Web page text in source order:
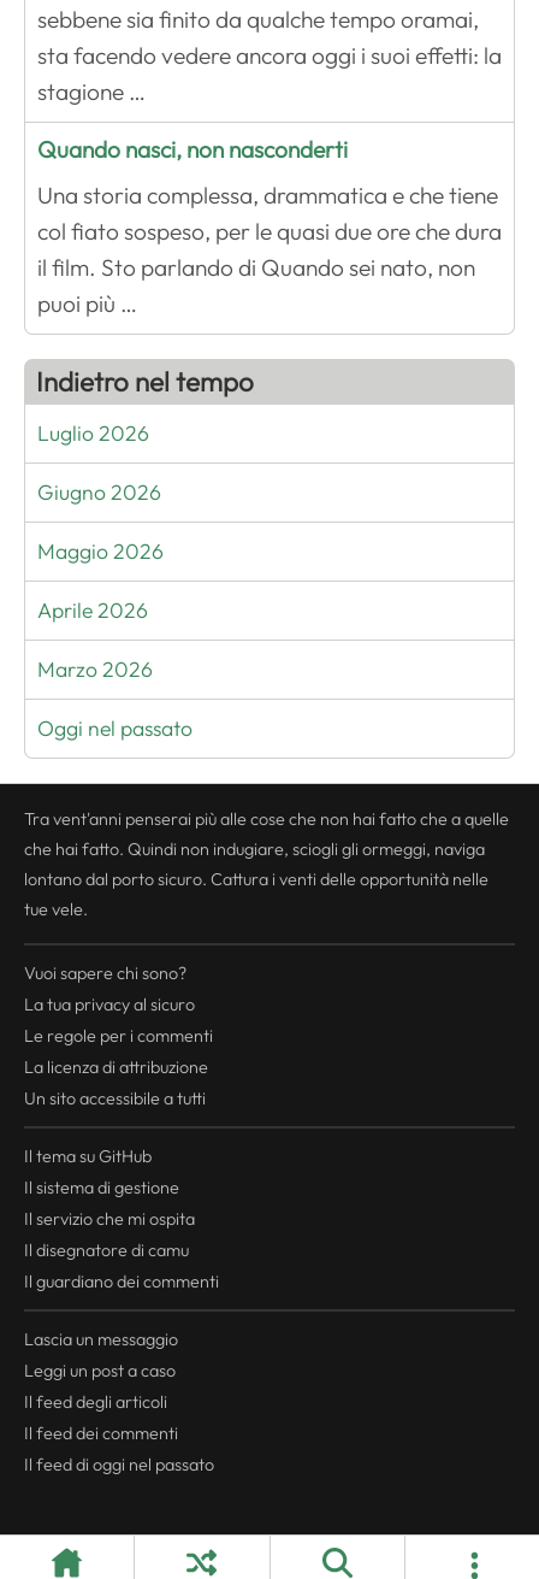
sebbene sia finito da qualche tempo oramai,
sta facendo vedere ancora oggi i suoi effetti: la
stagione …
Quando nasci, non nasconderti
Una storia complessa, drammatica e che tiene
col fiato sospeso, per le quasi due ore che dura
il film. Sto parlando di Quando sei nato, non
puoi più …
Indietro nel tempo
Luglio 2026
Giugno 2026
Maggio 2026
Aprile 2026
Marzo 2026
Oggi nel passato
Tra vent'anni penserai più alle cose che non hai fatto che a quelle
che hai fatto. Quindi non indugiare, sciogli gli ormeggi, naviga
lontano dal porto sicuro. Cattura i venti delle opportunità nelle
tue vele.
Vuoi sapere chi sono?
La tua privacyal sicuro
Le regole per i commenti
La licenza di attribuzione
Un sito accessibile a tutti
Il tema su GitHub
Il sistema di gestione
Il servizio che mi ospita
Il disegnatore di camu
Il guardiano dei commenti
Lascia un messaggio
Leggi un post a caso
Il feeddegli articoli
Il feeddei commenti
Il feeddi oggi nel passato